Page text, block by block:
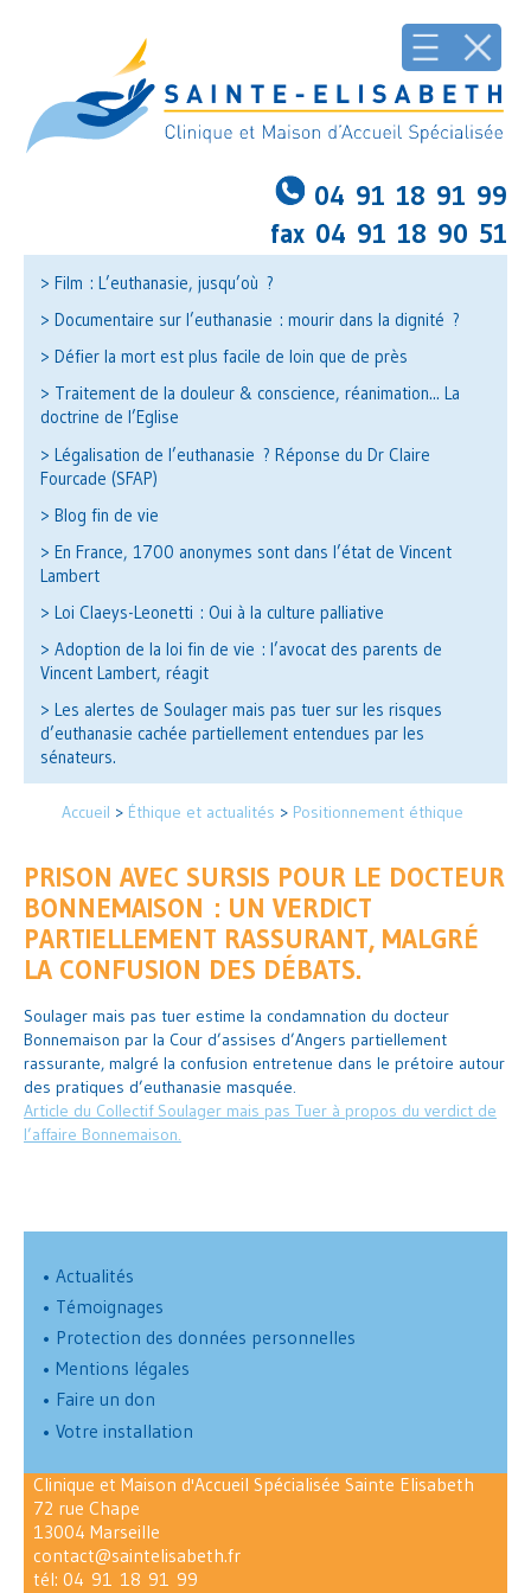
04 91 18 91 99
fax 04 91 18 90 51
> Film : L’euthanasie, jusqu’où ?
> Documentaire sur l’euthanasie : mourir dans la dignité ?
> Défier la mort est plus facile de loin que de près
> Traitement de la douleur & conscience, réanimation... La
doctrine de l’Eglise
> Légalisation de l’euthanasie ? Réponse du Dr Claire
Fourcade (SFAP)
> Blog fin de vie
> En France, 1700 anonymes sont dans l’état de Vincent
Lambert
> Loi Claeys-Leonetti : Oui à la culture palliative
> Adoption de la loi fin de vie : l’avocat des parents de
Vincent Lambert, réagit
> Les alertes de Soulager mais pas tuer sur les risques
d’euthanasie cachée partiellement entendues par les
sénateurs.
Accueil > Éthique et actualités > Positionnement éthique
PRISON AVEC SURSIS POUR LE DOCTEUR
BONNEMAISON : UN VERDICT
PARTIELLEMENT RASSURANT, MALGRÉ
LA CONFUSION DES DÉBATS.
Soulager mais pas tuer estime la condamnation du docteur
Bonnemaison par la Cour d’assises d’Angers partiellement
rassurante, malgré la confusion entretenue dans le prétoire autour
des pratiques d’euthanasie masquée.
Article du Collectif Soulager mais pas Tuer à propos du verdict de
l’affaire Bonnemaison.
• Actualités
• Témoignages
• Protection des données personnelles
• Mentions légales
• Faire un don
• Votre installation
Clinique et Maison d'Accueil Spécialisée Sainte Elisabeth
72 rue Chape
13004 Marseille
contact@saintelisabeth.fr
tél: 04 91 18 91 99